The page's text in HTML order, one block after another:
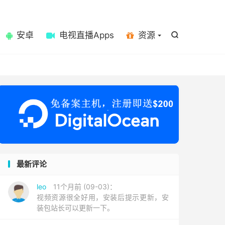

安卓 电视直播Apps 资源
最新评论
leo
11个月前 (09-03)：
视频资源很全好用，安装后提示更新，安
装包站长可以更新一下。